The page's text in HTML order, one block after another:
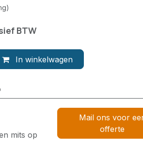
BTW
In winkelwagen
mits op
Mail ons voor
offerte